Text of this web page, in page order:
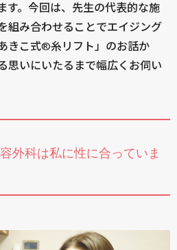
す。今回は、先生の代表的な施
組み合わせることでエイジング
きこ式®糸リフト」のお話か
思いにいたるまで幅広くお伺い
外科は私に性に合っていま